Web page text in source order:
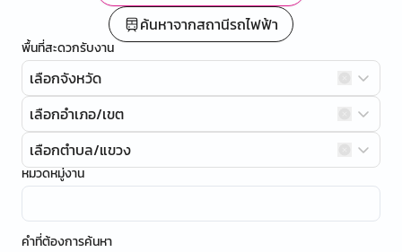
ค้นหาจากสถานีรถไฟฟ้า
พื้นที่สะดวกรับงาน
เลือกจังหวัด
เลือกอำเภอ/เขต
เลือกตำบล/แขวง
หมวดหมู่งาน
คำที่ต้องการค้นหา